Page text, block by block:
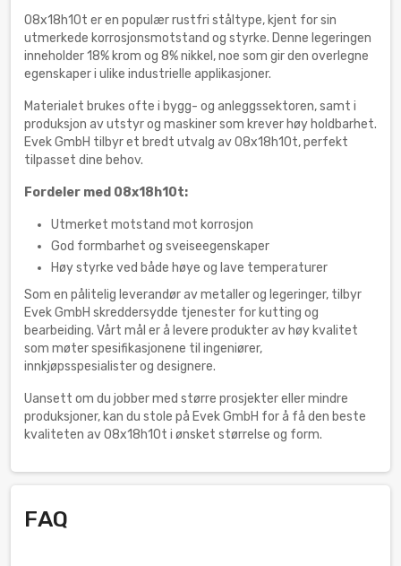
08x18h10t er en populær rustfri ståltype, kjent for sin
utmerkede korrosjonsmotstand og styrke. Denne legeringen
inneholder 18% krom og 8% nikkel, noe som gir den overlegne
egenskaper i ulike industrielle applikasjoner.
Materialet brukes ofte i bygg- og anleggssektoren, samt i
produksjon av utstyr og maskiner som krever høy holdbarhet.
Evek GmbH tilbyr et bredt utvalg av 08x18h10t, perfekt
tilpasset dine behov.
Fordeler med 08x18h10t:
Utmerket motstand mot korrosjon
God formbarhet og sveiseegenskaper
Høy styrke ved både høye og lave temperaturer
Som en pålitelig leverandør av metaller og legeringer, tilbyr
Evek GmbH skreddersydde tjenester for kutting og
bearbeiding. Vårt mål er å levere produkter av høy kvalitet
som møter spesifikasjonene til ingeniører,
innkjøpsspesialister og designere.
Uansett om du jobber med større prosjekter eller mindre
produksjoner, kan du stole på Evek GmbH for å få den beste
kvaliteten av 08x18h10t i ønsket størrelse og form.
FAQ